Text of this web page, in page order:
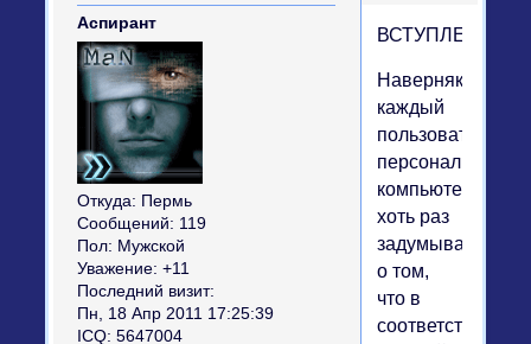
Аспирант
Откуда: Пермь
Сообщений: 119
Пол: Мужской
Уважение: +11
Последний визит:
Пн, 18 Апр 2011 17:25:39
ICQ: 5647004
ВСТУПЛЕНИЕ.
Наверняка
каждый
пользователь
персонального
компьютера
хоть раз
задумывался
о том,
что в
соответствии